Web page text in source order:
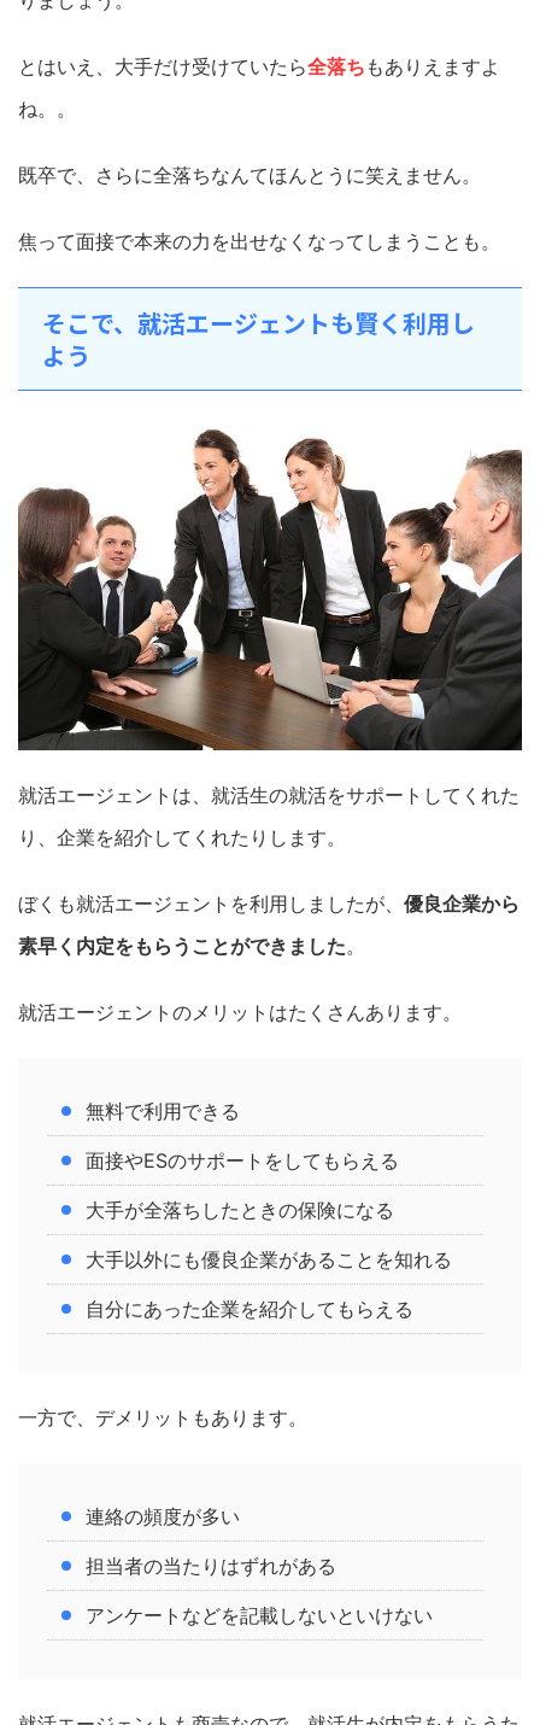
とはいえ、大手だけ受けていたら全落ち もありえますよ
ね。。
既卒で、さらに全落ちなんてほんとうに笑えません。
焦って面接で本来の力を出せなくなってしまうことも。
そこで、就活エージェントも賢く利用し
よう
就活エージェントは、就活生の就活をサポートしてくれた
り、企業を紹介してくれたりします。
ぼくも就活エージェントを利用しましたが、 優良企業から
素早く内定をもらうことができました。
就活エージェントのメリットはたくさんあります。
無料で利用できる
面接やESのサポートをしてもらえる
大手が全落ちしたときの保険になる
大手以外にも優良企業があることを知れる
自分にあった企業を紹介してもらえる
一方で、デメリットもあります。
連絡の頻度が多い
担当者の当たりはずれがある
アンケートなどを記載しないといけない